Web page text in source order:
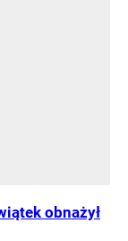
obnażył